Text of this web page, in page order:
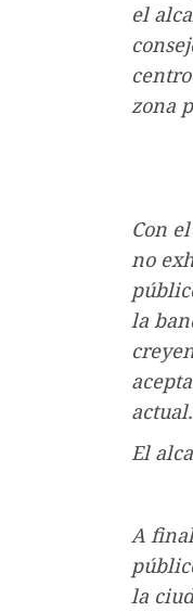
el
zona
Con
no
la
actual.
El
A
la